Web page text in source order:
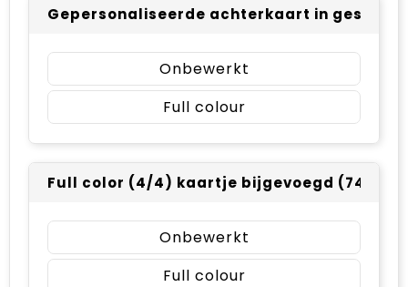
Gepersonaliseerde achterkaart in
Onbewerkt
Full colour
Full color (4/4) kaartje bijgevoegd (74 x
Onbewerkt
Full colour